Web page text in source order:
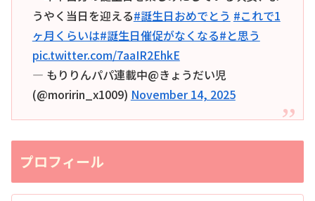
うやく当日を迎える#誕生日おめでとう #これで1
ヶ月くらいは#誕生日催促がなくなる#と思う
pic.twitter.com/7aaIR2EhkE
— もりりんパパ連載中@きょうだい児
(@moririn_x1009) November 14, 2025
プロフィール